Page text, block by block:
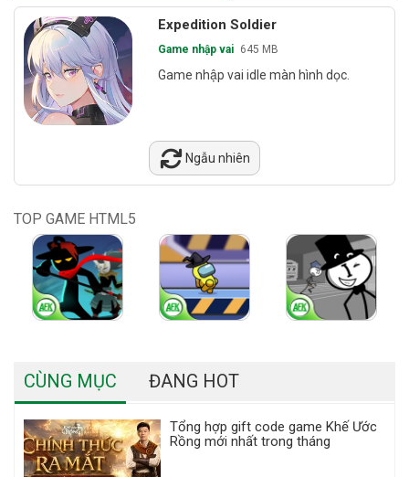
Expedition Soldier
Game nhập vai 645 MB
Game nhập vai idle màn hình dọc.
Ngẫu nhiên
TOP GAME HTML5
CÙNG MỤC ĐANG HOT
Tổng hợp gift code game Khế Ước
Rồng mới nhất trong tháng